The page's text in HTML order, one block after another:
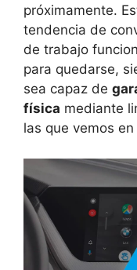
próximamente.
tendencia de
de trabajo
para quedarse,
sea capaz de
física mediante
las que vemos